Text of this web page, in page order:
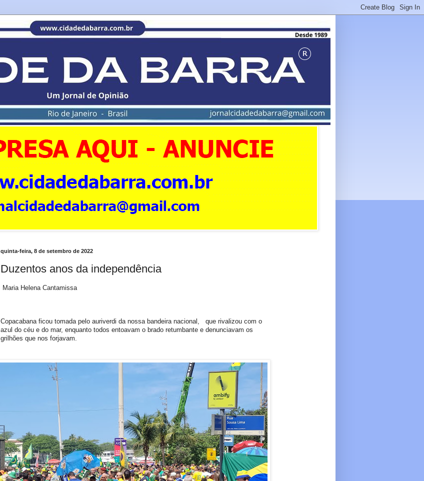
quinta-feira, 8 de setembro de 2022
Duzentos anos da independência
Maria Helena Cantamissa
Copacabana ficou tomada pelo auriverdi da nossa bandeira nacional, que rivalizou com o
azul do céu e do mar, enquanto todos entoavam o brado retumbante e denunciavam os
grilhões que nos forjavam.